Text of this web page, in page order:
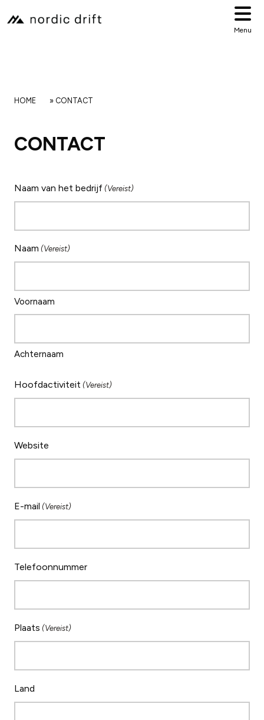
Menu
HOME » CONTACT
CONTACT
Naam van het bedrijf (Vereist)
Naam (Vereist)
Voornaam
Achternaam
Hoofdactiviteit (Vereist)
Website
E-mail (Vereist)
Telefoonnummer
Plaats (Vereist)
Land